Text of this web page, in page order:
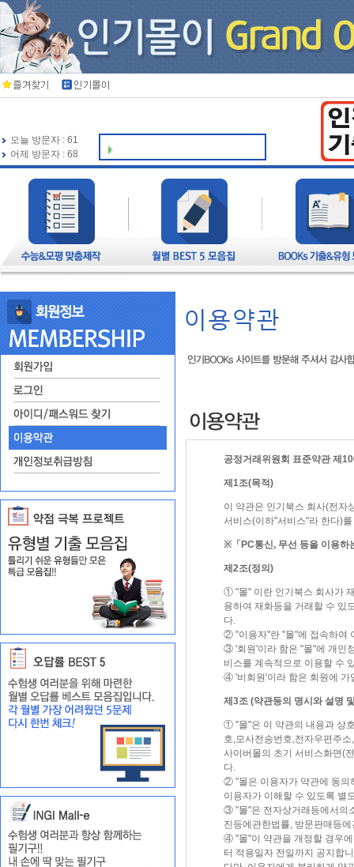
오늘 방문자 : 61
어제 방문자 : 68
🍀 인기북스가 항상 응원
공정거래위원회 표준약관 제
제1조(목적)
이 약관은 인기북스 회사(전자
서비스(이하"서비스"라 한다)
※「PC통신, 무선 등을 이용하
제2조(정의)
① "몰" 이란 인기북스 회사가
용하여 재화등을 거래할 수 있
다.
② "이용자"란 "몰"에 접속하여
③ '회원'이라 함은 "몰"에 개인
비스를 계속적으로 이용할 수
④ '비회원'이라 함은 회원에 가
제3조 (약관등의 명시와 설명
① "몰"은 이 약관의 내용과 상
호,모사전송번호,전자우편주
사이버몰의 초기 서비스화면(
다.
② "몰은 이용자가 약관에 동의
이용자가 이해할 수 있도록 별
③ "몰"은 전자상거래등에서의
진등에관한법률, 방문판매등
④ "몰"이 약관을 개정할 경우
터 적용일자 전일까지 공지합